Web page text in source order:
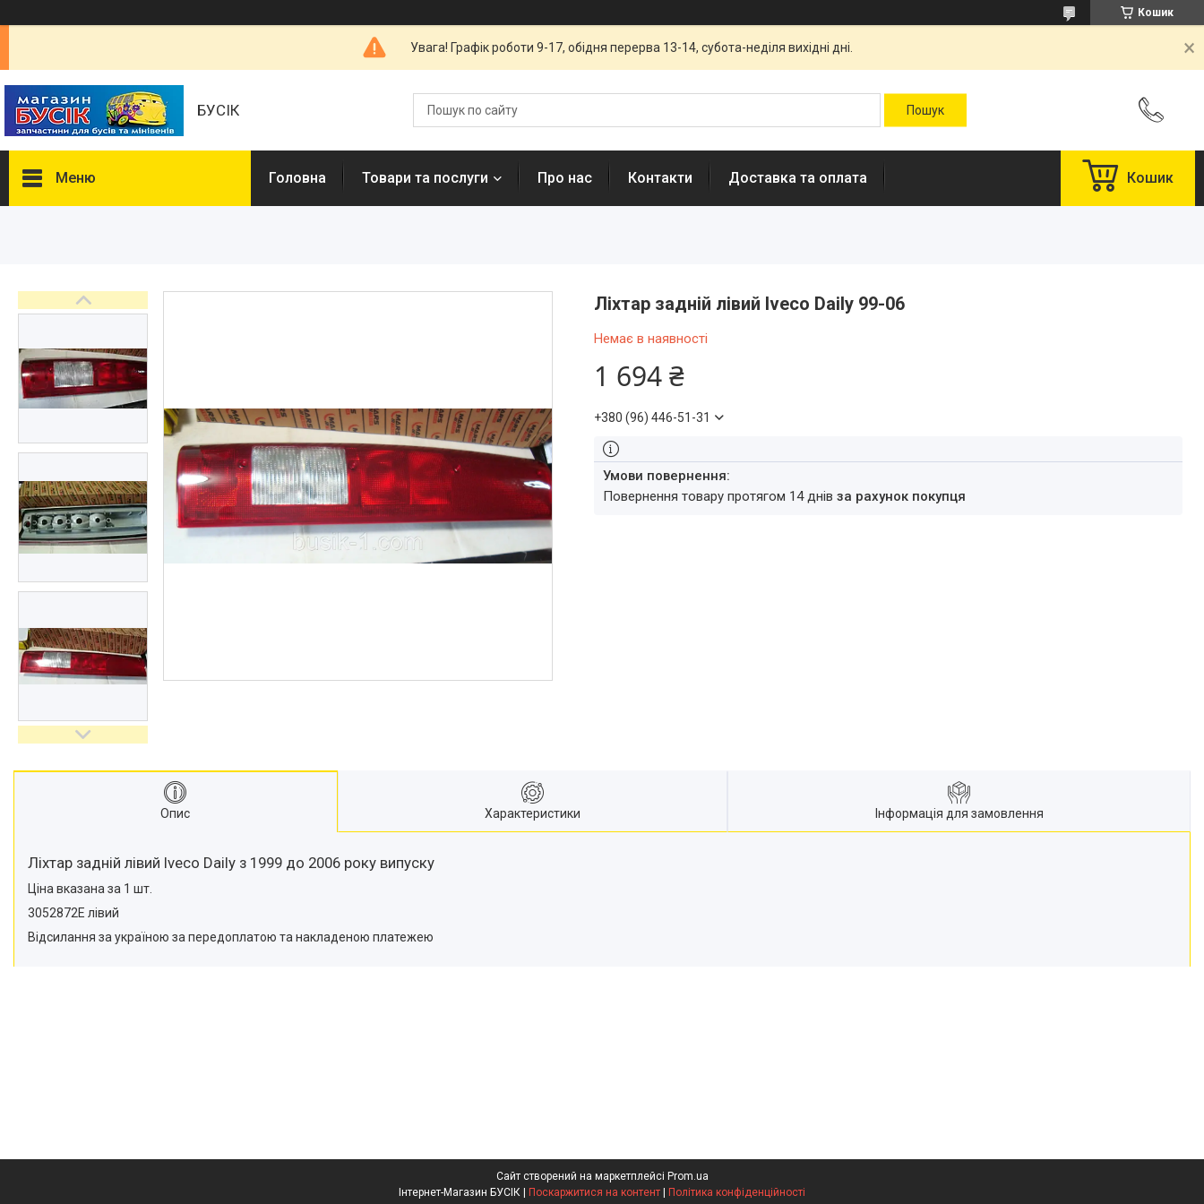
Кошик
Увага! Графік роботи 9-17, обідня перерва 13-14, субота-неділя вихідні дні.
БУСІК
Меню Головна Товари та послуги Про нас Контакти Доставка та оплата Кошик
Ліхтар задній лівий Iveco Daily 99-06
Немає в наявності
1 694 ₴
+380 (96) 446-51-31
повернення товару протягом 14 днів за рахунок покупця
Опис Характеристики Інформація для замовлення
Ліхтар задній лівий Iveco Daily з 1999 до 2006 року випуску
Ціна вказана за 1 шт.
3052872E лівий
Відсилання за україною за передоплатою та накладеною платежею
Сайт створений на маркетплейсі Prom.ua
Поскаржитися на контент Політика конфіденційності